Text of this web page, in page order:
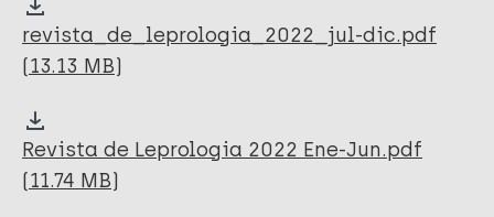
revista_de_leprologia_2022_jul-dic.pdf
(13.13 MB)
Revista de Leprologia 2022 Ene-Jun.pdf
(11.74 MB)